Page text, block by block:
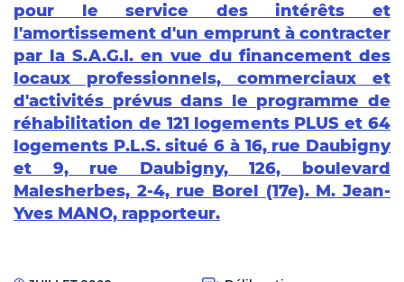
pour le service des intérêts et
l'amortissement d'un emprunt à contracter
par la S.A.G.I. en vue du financement des
locaux professionnels, commerciaux et
d'activités prévus dans le programme de
réhabilitation de 121 logements PLUS et 64
logements P.L.S. situé 6 à 16, rue Daubigny
et 9, rue Daubigny, 126, boulevard
Malesherbes, 2-4, rue Borel (17e). M. Jean-
Yves MANO, rapporteur.